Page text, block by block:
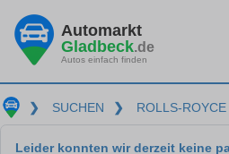
Automarkt
Gladbeck.de
Autos einfach finden
❯ SUCHEN ❯ ROLLS-ROYCE
Leider konnten wir derzeit keine